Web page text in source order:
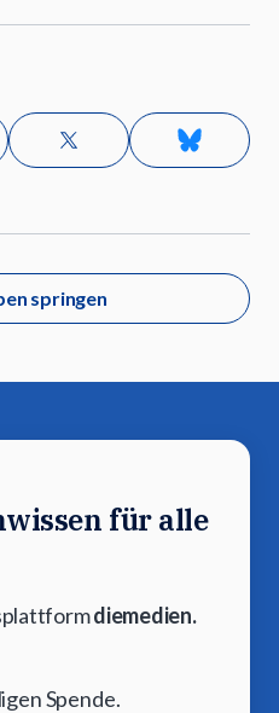
springen
für alle
diemedien.
Spende.